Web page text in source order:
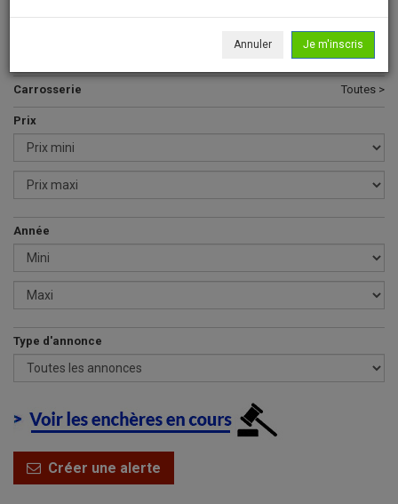
Tous >
Carrosserie Toutes >
Prix
Année
Type d'annonce
Créer une alerte
Annuler Je m'inscris